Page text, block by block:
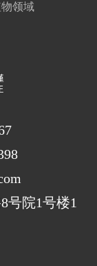
领域
号院1号楼1